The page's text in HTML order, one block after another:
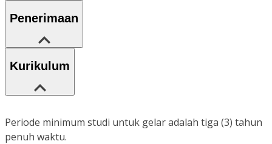
Penerimaan
Kurikulum
Periode minimum studi untuk gelar adalah tiga (3) tahun
penuh waktu.